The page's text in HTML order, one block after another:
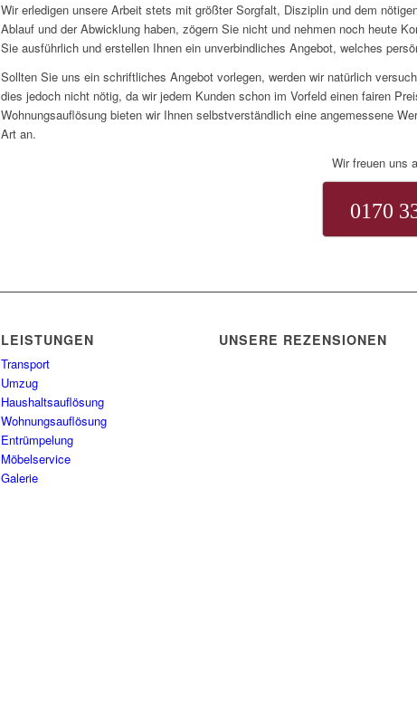
Wir erledigen unsere Arbeit stets mit größter Sorgfalt, Disziplin und dem
Ablauf und der Abwicklung haben, zögern Sie nicht und nehmen noch heute
Sie ausführlich und erstellen Ihnen ein unverbindliches Angebot, welches
Sollten Sie uns ein schriftliches Angebot vorlegen, werden wir natürlich
dies jedoch nicht nötig, da wir jedem Kunden schon im Vorfeld einen fairen
Wohnungsauflösung bieten wir Ihnen selbstverständlich eine angemessene
Art an.
Wir freuen uns
0170
LEISTUNGEN
Transport
Umzug
Haushaltsauflösung
Wohnungsauflösung
Entrümpelung
Möbelservice
Galerie
UNSERE REZENSIONEN